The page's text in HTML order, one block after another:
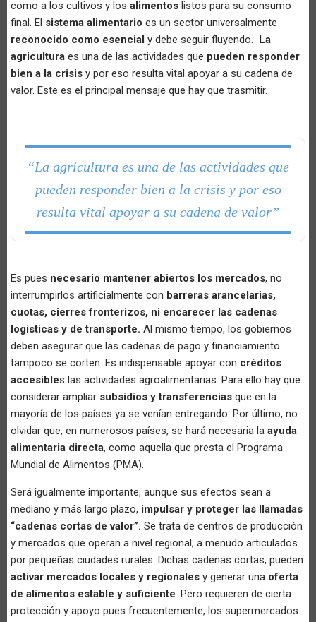
como a los cultivos y los alimentos listos para su consumo
final. El sistema alimentario es un sector universalmente
reconocido como esencial y debe seguir fluyendo. La
agricultura es una de las actividades que pueden responder
bien a la crisis y por eso resulta vital apoyar a su cadena de
valor. Este es el principal mensaje que hay que trasmitir.
“La agricultura es una de las actividades que
pueden responder bien a la crisis y por eso
resulta vital apoyar a su cadena de valor”
Es pues necesario mantener abiertos los mercados, no
interrumpirlos artificialmente con barreras arancelarias,
cuotas, cierres fronterizos, ni encarecer las cadenas
logísticas y de transporte. Al mismo tiempo, los gobiernos
deben asegurar que las cadenas de pago y financiamiento
tampoco se corten. Es indispensable apoyar con créditos
accesibles las actividades agroalimentarias. Para ello hay que
considerar ampliar subsidios y transferencias que en la
mayoría de los países ya se venían entregando. Por último, no
olvidar que, en numerosos países, se hará necesaria la ayuda
alimentaria directa, como aquella que presta el Programa
Mundial de Alimentos (PMA).
Será igualmente importante, aunque sus efectos sean a
mediano y más largo plazo, impulsar y proteger las llamadas
“cadenas cortas de valor”. Se trata de centros de producción
y mercados que operan a nivel regional, a menudo articulados
por pequeñas ciudades rurales. Dichas cadenas cortas, pueden
activar mercados locales y regionales y generar una oferta
de alimentos estable y suficiente. Pero requieren de cierta
protección y apoyo pues frecuentemente, los supermercados